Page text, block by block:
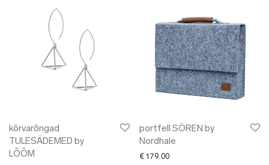
kõrvarõngad
TULESÄDEMED by
LÕÕM
portfell SÖREN by
Nordhale
€ 179.00